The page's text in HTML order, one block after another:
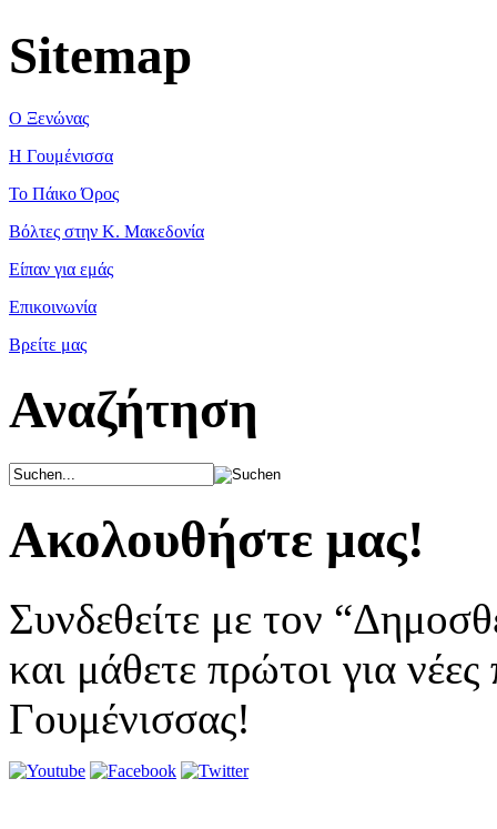
Sitemap
Ο Ξενώνας
Η Γουμένισσα
Το Πάικο Όρος
Βόλτες στην Κ. Μακεδονία
Είπαν για εμάς
Επικοινωνία
Βρείτε μας
Αναζήτηση
Ακολουθήστε μας!
Συνδεθείτε με τον
και μάθετε πρώτοι για
Γουμένισσας!